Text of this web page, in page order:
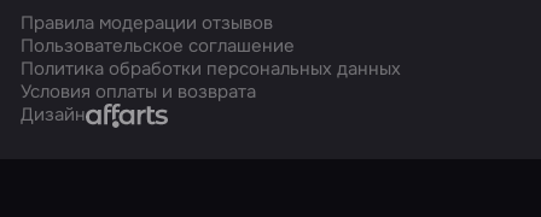
Правила модерации отзывов
Пользовательское соглашение
Политика обработки персональных данных
Условия оплаты и возврата
ДизайнAffarts